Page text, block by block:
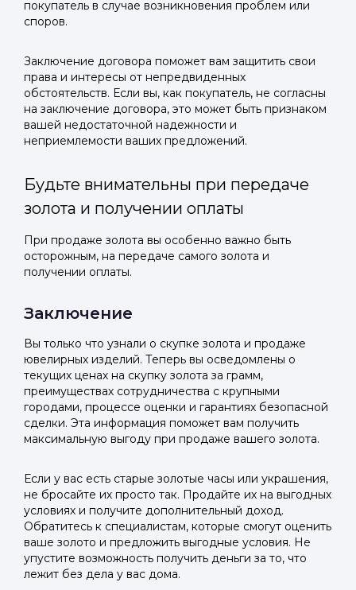
покупатель в случае возникновения проблем или
споров.
Заключение договора поможет вам защитить свои
права и интересы от непредвиденных
обстоятельств. Если вы, как покупатель, не согласны
на заключение договора, это может быть признаком
вашей недостаточной надежности и
неприемлемости ваших предложений.
Будьте внимательны при передаче
золота и получении оплаты
При продаже золота вы особенно важно быть
осторожным, на передаче самого золота и
получении оплаты.
Заключение
Вы только что узнали о скупке золота и продаже
ювелирных изделий. Теперь вы осведомлены о
текущих ценах на скупку золота за грамм,
преимуществах сотрудничества с крупными
городами, процессе оценки и гарантиях безопасной
сделки. Эта информация поможет вам получить
максимальную выгоду при продаже вашего золота.
Если у вас есть старые золотые часы или украшения,
не бросайте их просто так. Продайте их на выгодных
условиях и получите дополнительный доход.
Обратитесь к специалистам, которые смогут оценить
ваше золото и предложить выгодные условия. Не
упустите возможность получить деньги за то, что
лежит без дела у вас дома.